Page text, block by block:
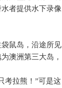
者提供水下录像
鼠岛，沿途所见
澳洲第三大岛，
考拉熊！”可是这